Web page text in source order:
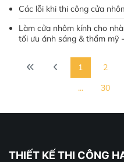
Các lỗi khi thi công cửa
Làm cửa nhôm kính cho
tối ưu ánh sáng & thẩm mỹ
1 2
...
30
THIẾT KẾ THI CÔNG